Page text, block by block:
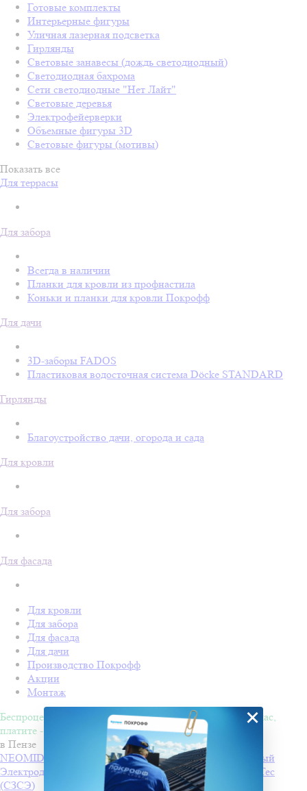
Готовые комплекты
Интерьерные фигуры
Уличная лазерная подсветка
Гирлянды
Световые занавесы (дождь светодиодный)
Светодиодная бахрома
Сети светодиодные "Нет Лайт"
Световые деревья
Электрофейерверки
Объемные фигуры 3D
Световые фигуры (мотивы)
Показать все
Для террасы
Для забора
Всегда в наличии
Планки для кровли из профнастила
Коньки и планки для кровли Покрофф
Для дачи
3D-заборы FADOS
Пластиковая водосточная система Döcke STANDARD
Гирлянды
Благоустройство дачи, огорода и сада
Для кровли
Для забора
Для фасада
Для кровли
Для забора
Для фасада
Для дачи
Производство Покрофф
Акции
Монтаж
Беспроцентная рассрочка на 4 месяца. Покупайте - сейчас,
платите - потом!
в Пензе
NEOMID 430 eco Антисептик-консервант невымываемый
Электроды РЦ ТМ MONOLITH Производитель
PlasmaTec
(СЗСЭ)
×